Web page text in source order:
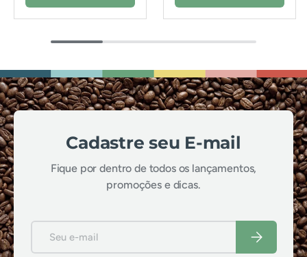
Cadastre seu E-mail
Fique por dentro de todos os lançamentos,
promoções e dicas.
Inscrever-se